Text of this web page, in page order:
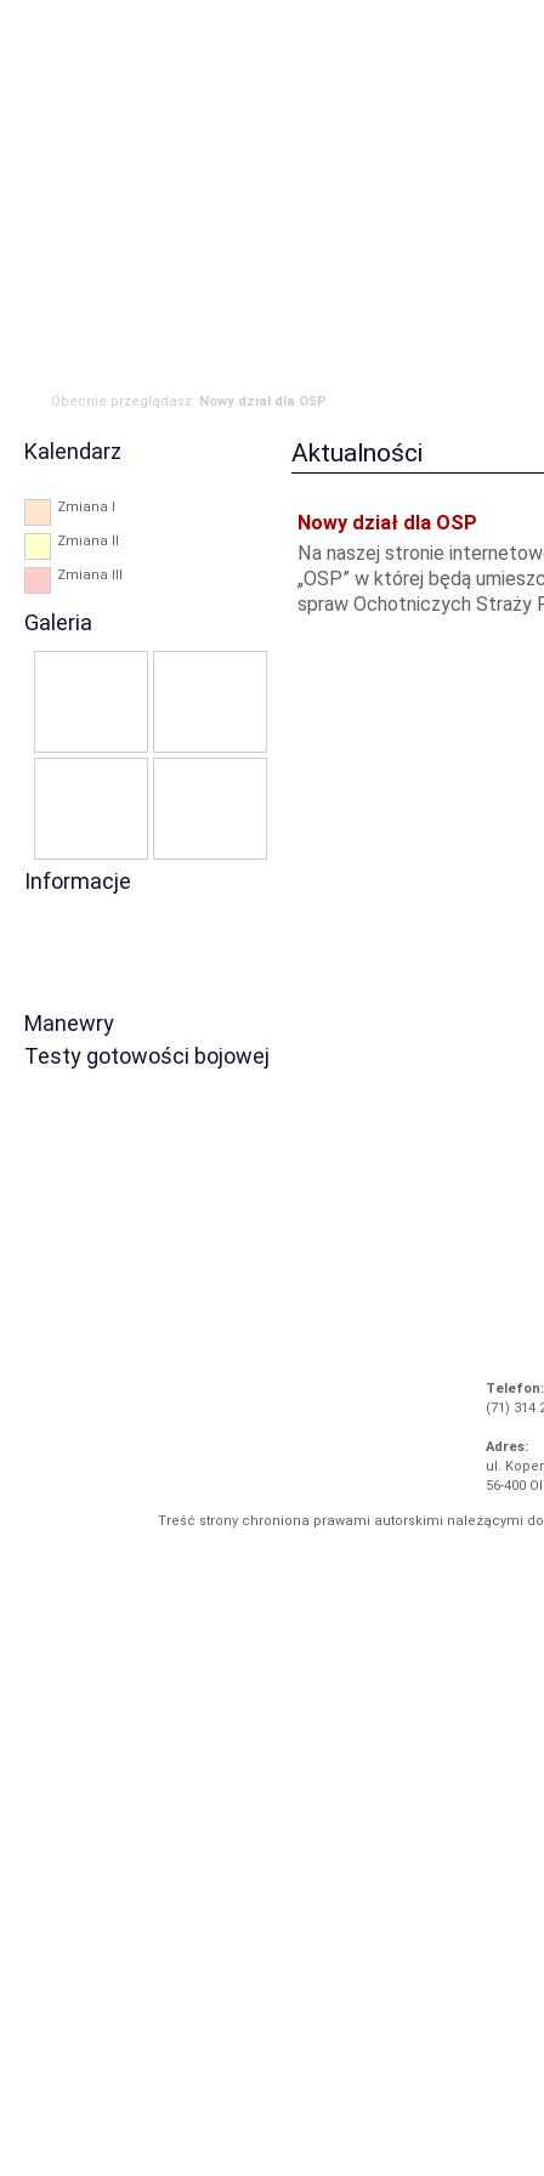
Obecnie przeglądasz: Nowy dział dla OSP
Kalendarz
Zmiana I
Zmiana II
Zmiana III
Galeria
Informacje
Manewry
Testy gotowości bojowej
Aktualności
Nowy dział dla OSP
Na naszej stronie
„OSP” w której będą
spraw Ochotniczych Straży
Telefon:
(71) 314
Adres:
ul.
56-400
Treść strony chroniona prawami autorskimi należącymi